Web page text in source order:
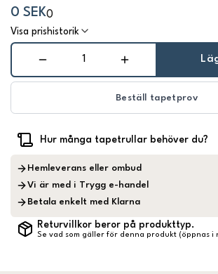
0 SEK0
Visa prishistorik
Beställ tapetprov
Hur många tapetrullar behöver du?
Hemleverans eller ombud
Vi är med i Trygg e-handel
Betala enkelt med Klarna
Returvillkor beror på produkttyp.
Se vad som gäller för denna produkt (öppnas i